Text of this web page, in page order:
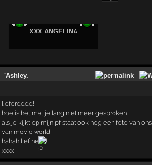
XXX ANGELINA
'Ashley.
lieferdddd!
hoe is het met je lang niet meer gesproken
als je kijkt op mijn pf staat ook nog een foto van ons
van movie world!
hahah lief he
!
xxxx